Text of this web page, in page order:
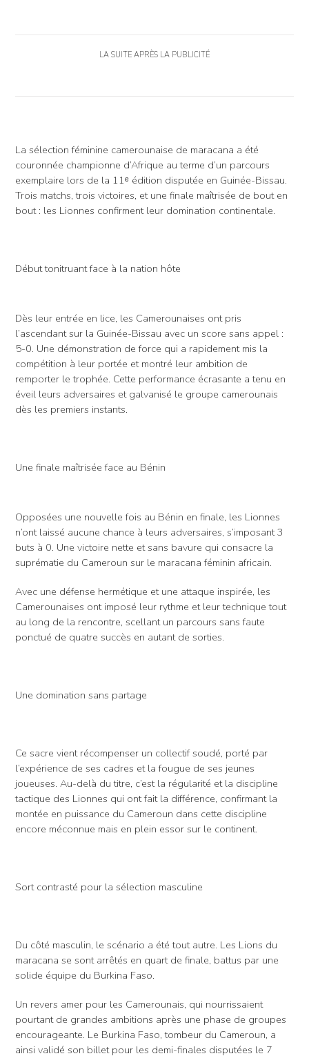
LA SUITE APRÈS LA PUBLICITÉ
La sélection féminine camerounaise de maracana a été
couronnée championne d’Afrique au terme d’un parcours
exemplaire lors de la 11ᵉ édition disputée en Guinée-Bissau.
Trois matchs, trois victoires, et une finale maîtrisée de bout en
bout : les Lionnes confirment leur domination continentale.
Début tonitruant face à la nation hôte
Dès leur entrée en lice, les Camerounaises ont pris
l’ascendant sur la Guinée-Bissau avec un score sans appel :
5-0. Une démonstration de force qui a rapidement mis la
compétition à leur portée et montré leur ambition de
remporter le trophée. Cette performance écrasante a tenu en
éveil leurs adversaires et galvanisé le groupe camerounais
dès les premiers instants.
Une finale maîtrisée face au Bénin
Opposées une nouvelle fois au Bénin en finale, les Lionnes
n’ont laissé aucune chance à leurs adversaires, s’imposant 3
buts à 0. Une victoire nette et sans bavure qui consacre la
suprématie du Cameroun sur le maracana féminin africain.
Avec une défense hermétique et une attaque inspirée, les
Camerounaises ont imposé leur rythme et leur technique tout
au long de la rencontre, scellant un parcours sans faute
ponctué de quatre succès en autant de sorties.
Une domination sans partage
Ce sacre vient récompenser un collectif soudé, porté par
l’expérience de ses cadres et la fougue de ses jeunes
joueuses. Au-delà du titre, c’est la régularité et la discipline
tactique des Lionnes qui ont fait la différence, confirmant la
montée en puissance du Cameroun dans cette discipline
encore méconnue mais en plein essor sur le continent.
Sort contrasté pour la sélection masculine
Du côté masculin, le scénario a été tout autre. Les Lions du
maracana se sont arrêtés en quart de finale, battus par une
solide équipe du Burkina Faso.
Un revers amer pour les Camerounais, qui nourrissaient
pourtant de grandes ambitions après une phase de groupes
encourageante. Le Burkina Faso, tombeur du Cameroun, a
ainsi validé son billet pour les demi-finales disputées le 7